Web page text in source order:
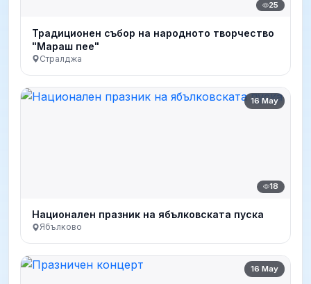
25
Традиционен събор на народното творчество
"Мараш пее"
Стралджа
16 May
18
Национален празник на ябълковската пуска
Ябълково
16 May